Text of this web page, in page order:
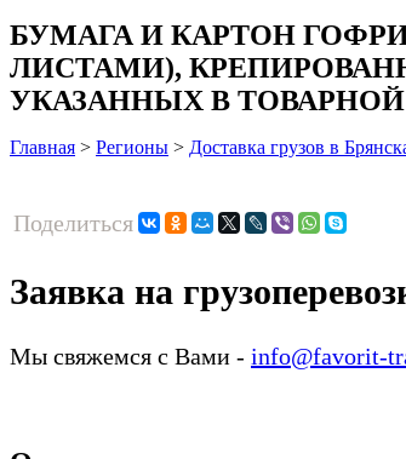
БУМАГА И КАРТОН
ЛИСТАМИ),
УКАЗАННЫХ В ТОВАРНОЙ
Главная > Регионы > Доставка грузов в
Поделиться
Заявка на
Мы свяжемся с Вами - info@favorit-